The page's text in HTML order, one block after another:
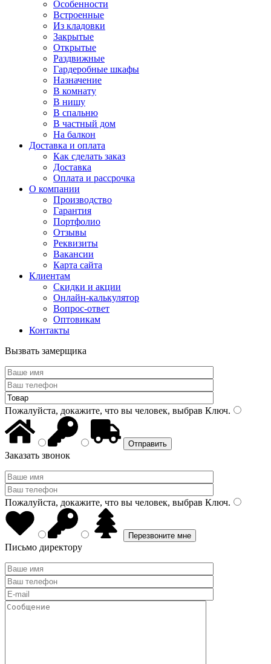
Особенности
Встроенные
Из кладовки
Закрытые
Открытые
Раздвижные
Гардеробные шкафы
Назначение
В комнату
В нишу
В спальню
В частный дом
На балкон
Доставка и оплата
Как сделать заказ
Доставка
Оплата и рассрочка
О компании
Производство
Гарантия
Портфолио
Отзывы
Реквизиты
Вакансии
Карта сайта
Клиентам
Скидки и акции
Онлайн-калькулятор
Вопрос-ответ
Оптовикам
Контакты
Вызвать замерщика
Пожалуйста, докажите, что вы человек, выбрав Ключ.
Заказать звонок
Пожалуйста, докажите, что вы человек, выбрав Ключ.
Письмо директору